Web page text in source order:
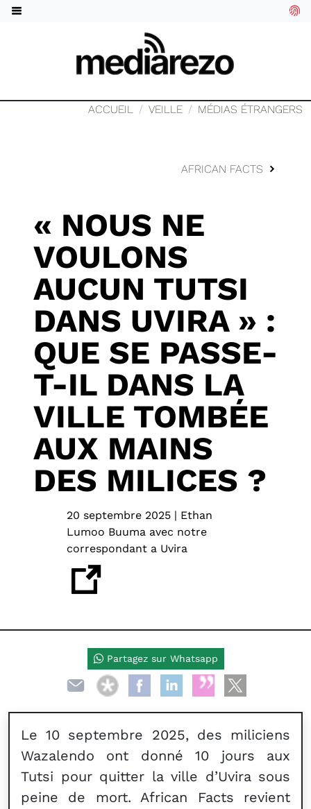
ACCUEIL VEILLE MÉDIAS ÉTRANGERS
AFRICAN FACTS
« NOUS NE
VOULONS
AUCUN TUTSI
DANS UVIRA » :
QUE SE PASSE-
T-IL DANS LA
VILLE TOMBÉE
AUX MAINS
DES MILICES ?
20 septembre 2025 | Ethan
Lumoo Buuma avec notre
correspondant a Uvira
Le 10 septembre 2025, des miliciens
Wazalendo ont donné 10 jours aux
Tutsi pour quitter la ville d’Uvira sous
peine de mort. African Facts revient
Partagez sur Whatsapp